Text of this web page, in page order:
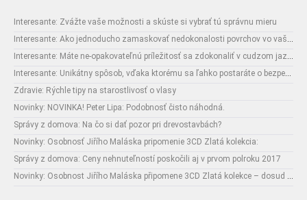
Interesante: Zvážte vaše možnosti a skúste si vybrať tú správnu mieru
Interesante: Ako jednoducho zamaskovať nedokonalosti povrchov vo vašom interiéri
Interesante: Máte ne-opakovateľnú príležitosť sa zdokonaliť v cudzom jazyku
Interesante: Unikátny spôsob, vďaka ktorému sa ľahko postaráte o bezpečnosť vašich zásielok
Zdravie: Rýchle tipy na starostlivosť o vlasy
Novinky: NOVINKA! Peter Lipa: Podobnosť čisto náhodná.
Správy z domova: Na čo si dať pozor pri drevostavbách?
Novinky: Osobnosť Jiřího Maláska pripomenie 3CD Zlatá kolekcia:
Správy z domova: Ceny nehnuteľností poskočili aj v prvom polroku 2017
Novinky: Osobnost Jiřího Maláska připomene 3CD Zlatá kolekce – dosud nejobsáhlejší soubor nahrávek legendárního umělce!